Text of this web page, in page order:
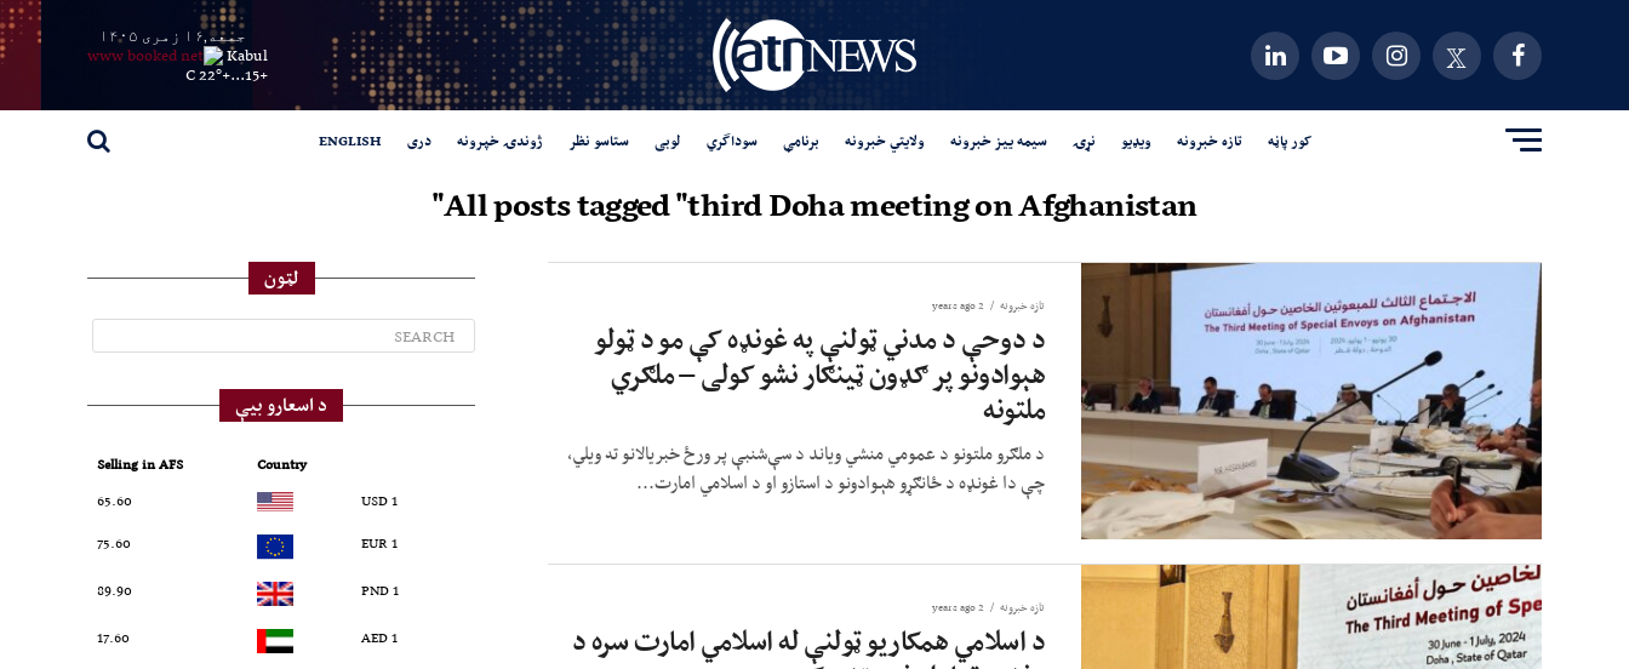
جمعه,۱۶ زمری ۱۴۰۵
Kabul
+
15...
+
22° C
کور پاڼه تازه خبرونه ویډیو نړۍ سیمه ییز خبرونه ولایتي خبرونه برنامې سوداگري لوبی ستاسو نظر ژوندۍ خپرونه دری ENGLISH
All posts tagged "third Doha meeting on Afghanistan"
تازه خبرونه 2 years ago
د دوحې د مدني ټولنې په غونډه کې مو د ټولو
هېوادونو پر ګډون ټینګار نشو کولی – ملګري
ملتونه
د ملګرو ملتونو د عمومي منشي ویاند د سې‌شنبې پر ورځ خبریالانو ته ویلي،
چې دا غونډه د ځانګړو هېوادونو د استازو او د اسلامي امارت...
تازه خبرونه 2 years ago
د اسلامي همکاریو ټولنې له اسلامي امارت سره د
لټون
د اسعارو بیې
Country
Selling in AFS
1 USD
65.60
1 EUR
75.60
1 PND
89.90
1 AED
17.60